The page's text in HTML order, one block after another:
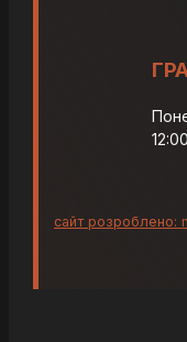
сайт розроблено: